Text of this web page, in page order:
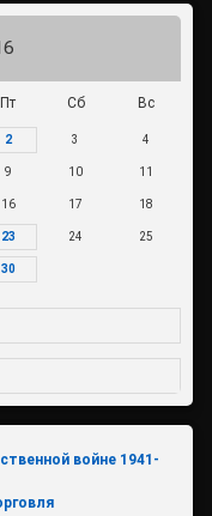
Пт Сб Вс
2 3 4
9 10 11
16 17 18
23 24 25
30
войне 1941-